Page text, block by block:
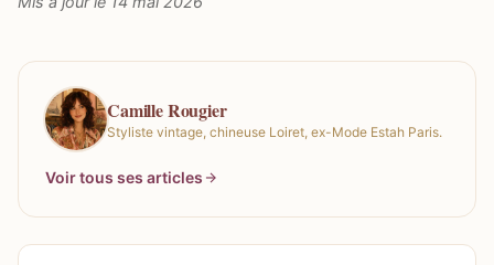
Camille Rougier
Styliste vintage, chineuse Loiret, ex-Mode Estah Paris.
Voir tous ses articles